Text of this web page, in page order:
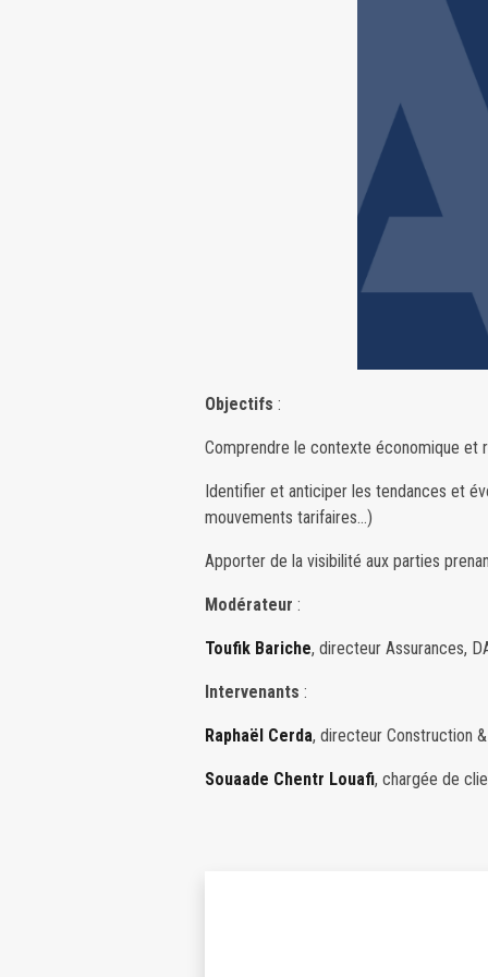
Objectifs :
Comprendre le contexte économique et
Identifier et anticiper les tendances et
mouvements tarifaires…)
Apporter de la visibilité aux parties
Modérateur :
Toufik Bariche, directeur Assurances,
Intervenants :
Raphaël Cerda, directeur Construction
Souaade Chentr Louafi, chargée de